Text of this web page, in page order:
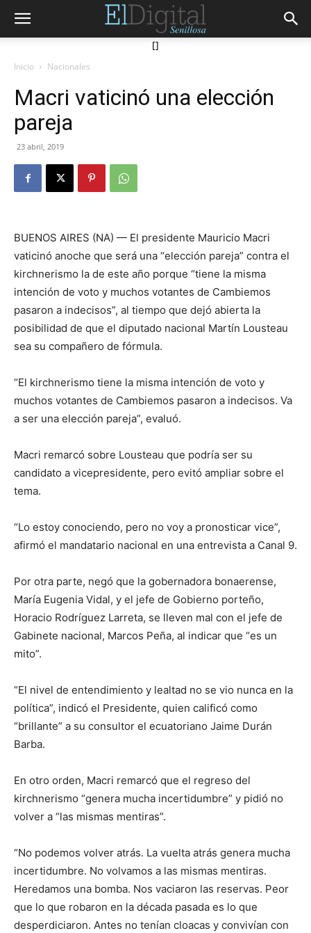
[]
Inicio Nacionales
Macri vaticinó una elección
pareja
23 abril, 2019
BUENOS AIRES (NA) — El presidente Mauricio Macri
vaticinó anoche que será una “elección pareja” contra el
kirchnerismo la de este año porque “tiene la misma
intención de voto y muchos votantes de Cambiemos
pasaron a indecisos”, al tiempo que dejó abierta la
posibilidad de que el diputado nacional Martín Lousteau
sea su compañero de fórmula.
“El kirchnerismo tiene la misma intención de voto y
muchos votantes de Cambiemos pasaron a indecisos. Va
a ser una elección pareja”, evaluó.
Macri remarcó sobre Lousteau que podría ser su
candidato a vicepresidente, pero evitó ampliar sobre el
tema.
“Lo estoy conociendo, pero no voy a pronosticar vice”,
afirmó el mandatario nacional en una entrevista a Canal 9.
Por otra parte, negó que la gobernadora bonaerense,
María Eugenia Vidal, y el jefe de Gobierno porteño,
Horacio Rodríguez Larreta, se lleven mal con el jefe de
Gabinete nacional, Marcos Peña, al indicar que “es un
mito”.
“El nivel de entendimiento y lealtad no se vio nunca en la
política”, indicó el Presidente, quien calificó como
“brillante” a su consultor el ecuatoriano Jaime Durán
Barba.
En otro orden, Macri remarcó que el regreso del
kirchnerismo “genera mucha incertidumbre” y pidió no
volver a “las mismas mentiras”.
“No podemos volver atrás. La vuelta atrás genera mucha
incertidumbre. No volvamos a las mismas mentiras.
Heredamos una bomba. Nos vaciaron las reservas. Peor
que lo que robaron en la década pasada es lo que
desperdiciaron. Antes no tenían cloacas y convivían con